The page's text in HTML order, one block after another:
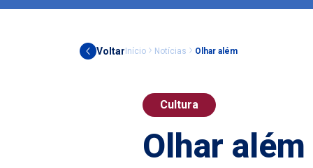
Voltar Início Notícias Olhar além
Cultura
Olhar além